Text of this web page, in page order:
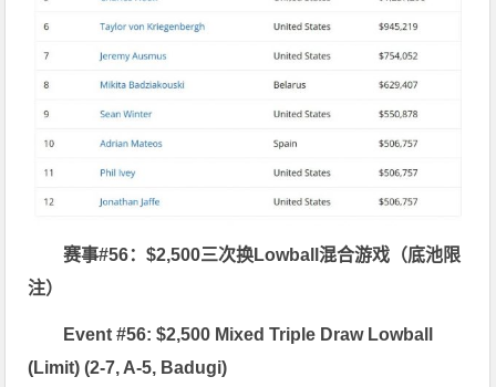
赛事#56：$2,500三次换Lowball混合游戏（底池限
注）
Event #56: $2,500 Mixed Triple Draw Lowball
(Limit) (2-7, A-5, Badugi)